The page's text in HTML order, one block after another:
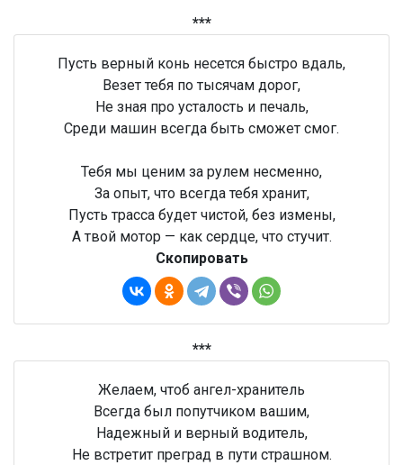
***
Пусть верный конь несется быстро вдаль,
Везет тебя по тысячам дорог,
Не зная про усталость и печаль,
Среди машин всегда быть сможет смог.
Тебя мы ценим за рулем несменно,
За опыт, что всегда тебя хранит,
Пусть трасса будет чистой, без измены,
А твой мотор — как сердце, что стучит.
Скопировать
***
Желаем, чтоб ангел-хранитель
Всегда был попутчиком вашим,
Надежный и верный водитель,
Не встретит преград в пути страшном.